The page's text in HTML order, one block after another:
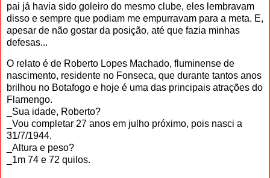
pai já havia sido goleiro do mes­mo clube, eles lembravam
disso e sem­pre que podiam me empurravam para a meta. E,
apesar de não gostar da po­sição, até que fazia minhas
defesas...
O relato é de Roberto Lopes Machado, fluminense de
nascimento, residente no Fonseca, que durante tantos anos
bri­lhou no Botafogo e hoje é uma das prin­cipais atrações do
Flamengo.
_Sua idade, Roberto?
_Vou completar 27 anos em julho pró­ximo, pois nasci a
31/7/1944.
_Altura e peso?
_1m 74 e 72 quilos.